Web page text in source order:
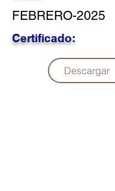
FEBRERO-2025
Certificado:
Descargar